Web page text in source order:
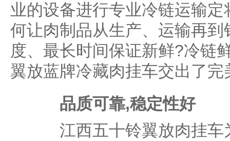
业的设备进行专业冷链运输
何让肉制品从生产、运输再
度、最长时间保证新鲜?冷链
翼放蓝牌冷藏肉挂车交出了完
品质可靠,稳定性好
江西五十铃翼放肉挂车